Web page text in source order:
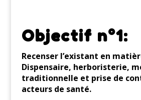
Objectif n°1:
Recenser l’existant en
Dispensaire, herboristerie,
traditionnelle et prise de
acteurs de santé.